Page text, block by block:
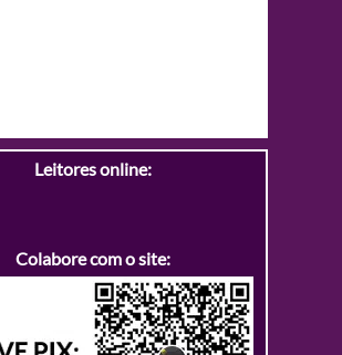
Leitores online:
Colabore com o site: